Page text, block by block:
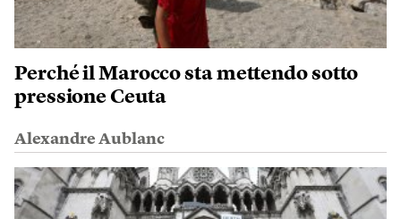
Perché il Marocco sta mettendo sotto
pressione Ceuta
Alexandre Aublanc